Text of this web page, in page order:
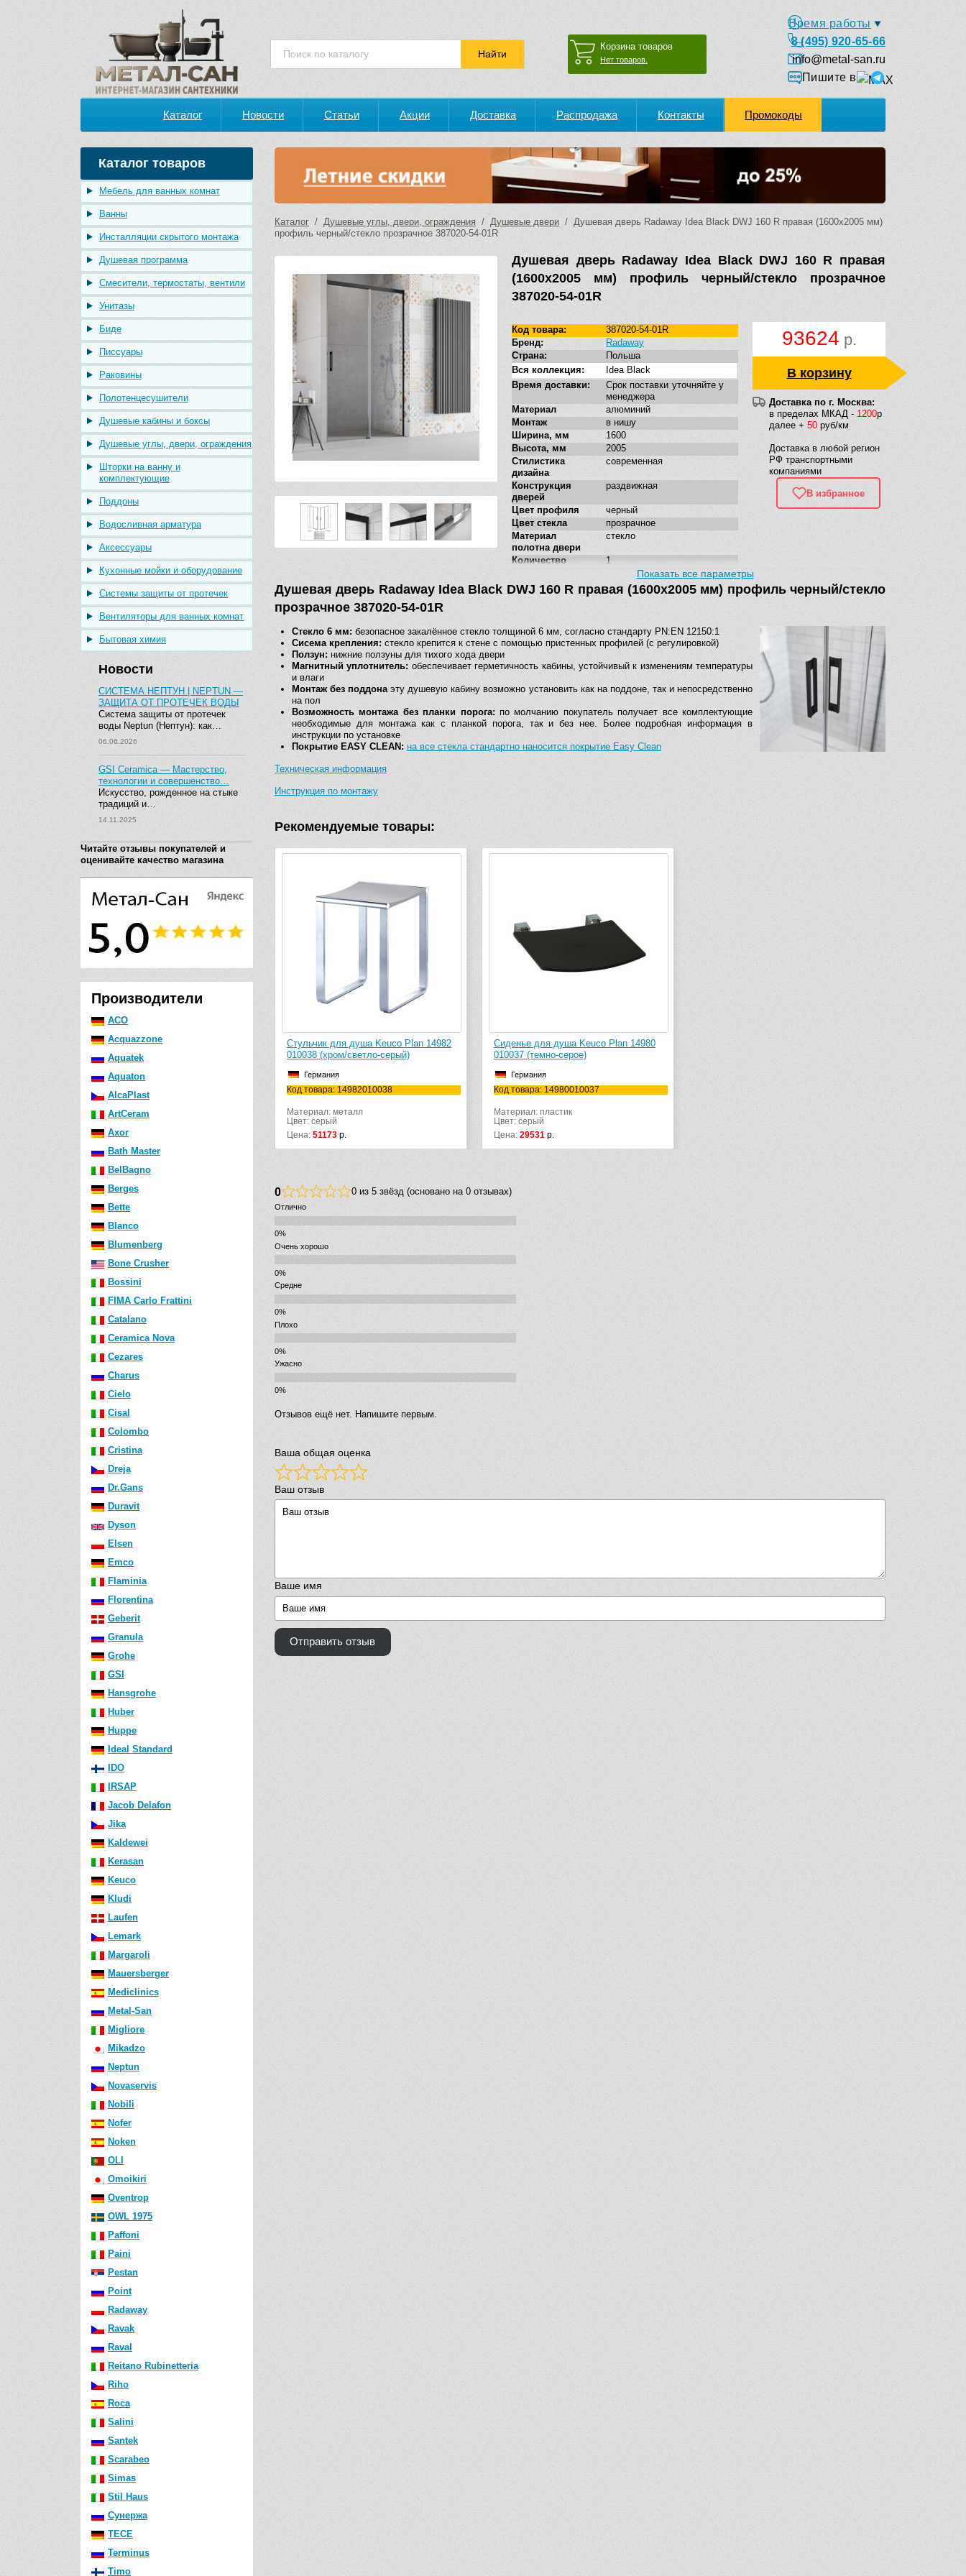
Корзина товаров
Нет товаров.
Время работы
8 (495) 920-65-66
info@metal-san.ru
Пишите в
Каталог Новости Статьи Акции Доставка Распродажа Контакты Промокоды
Каталог товаров
Мебель для ванных комнат
Ванны
Инсталляции скрытого монтажа
Душевая программа
Смесители, термостаты, вентили
Унитазы
Биде
Писсуары
Раковины
Полотенцесушители
Душевые кабины и боксы
Душевые углы, двери, ограждения
Шторки на ванну и
комплектующие
Поддоны
Водосливная арматура
Аксессуары
Кухонные мойки и оборудование
Системы защиты от протечек
Вентиляторы для ванных комнат
Бытовая химия
Новости
СИСТЕМА НЕПТУН | NEPTUN —
ЗАЩИТА ОТ ПРОТЕЧЕК ВОДЫ
Система защиты от протечек
воды Neptun (Нептун): как…
06.06.2026
GSI Ceramica — Мастерство,
технологии и совершенство…
Искусство, рожденное на стыке
традиций и…
14.11.2025
Читайте отзывы покупателей и
оценивайте качество магазина
Производители
ACO
Acquazzone
Aquatek
Aquaton
AlcaPlast
ArtCeram
Axor
Bath Master
BelBagno
Berges
Bette
Blanco
Blumenberg
Bone Crusher
Bossini
FIMA Carlo Frattini
Catalano
Ceramica Nova
Cezares
Charus
Cielo
Cisal
Colombo
Cristina
Dreja
Dr.Gans
Duravit
Dyson
Elsen
Emco
Flaminia
Florentina
Geberit
Granula
Grohe
GSI
Hansgrohe
Huber
Huppe
Ideal Standard
IDO
IRSAP
Jacob Delafon
Jika
Kaldewei
Kerasan
Keuco
Kludi
Laufen
Lemark
Margaroli
Mauersberger
Mediclinics
Metal-San
Migliore
Mikadzo
Neptun
Novaservis
Nobili
Nofer
Noken
OLI
Omoikiri
Oventrop
OWL 1975
Paffoni
Paini
Pestan
Point
Radaway
Ravak
Raval
Reitano Rubinetteria
Riho
Roca
Salini
Santek
Scarabeo
Simas
Stil Haus
Сунержа
TECE
Terminus
Timo
Каталог / Душевые углы, двери, ограждения / Душевые двери / Душевая дверь Radaway Idea Black DWJ 160 R правая (1600х2005 мм)
профиль черный/стекло прозрачное 387020-54-01R
Душевая дверь Radaway Idea Black DWJ 160 R правая
(1600х2005 мм) профиль черный/стекло прозрачное
387020-54-01R
93624 р.
В корзину
Доставка по г. Москва:
в пределах МКАД - 1200р
далее + 50 руб/км
Доставка в любой регион
РФ транспортными
компаниями
В избранное
Код товара:
387020-54-01R
Бренд:
Radaway
Страна:
Польша
Вся коллекция:
Idea Black
Время доставки:
Срок поставки уточняйте у
менеджера
Материал
алюминий
Монтаж
в нишу
Ширина, мм
1600
Высота, мм
2005
Стилистика
дизайна
современная
Конструкция
дверей
раздвижная
Цвет профиля
черный
Цвет стекла
прозрачное
Материал
полотна двери
стекло
Количество
1
Ориентация
правая
Антигрязевое
покрытие
есть
Показать все параметры
Душевая дверь Radaway Idea Black DWJ 160 R правая (1600х2005 мм) профиль черный/стекло
прозрачное 387020-54-01R
Стекло 6 мм: безопасное закалённое стекло толщиной 6 мм, согласно стандарту PN:EN 12150:1
Сисема крепления: стекло крепится к стене с помощью пристенных профилей (с регулировкой)
Ползун: нижние ползуны для тихого хода двери
Магнитный уплотнитель: обеспечивает герметичность кабины, устойчивый к изменениям температуры
и влаги
Монтаж без поддонаэту душевую кабину возможно установить как на поддоне, так и непосредственно
на пол
Возможность монтажа без планки порога:по молчанию покупатель получает все комплектующие
необходимые для монтажа как с планкой порога, так и без нее. Более подробная информация в
инструкции по установке
Покрытие EASY CLEAN: на все стекла стандартно наносится покрытие Easy Clean
Техническая информация
Инструкция по монтажу
Рекомендуемые товары:
Стульчик для душа Keuco Plan 14982
010037 (хром/темно-серый)
Германия
Код товара: 14982010037
Материал: металл
р.
Стульчик для душа Keuco Plan 14982
010038 (хром/светло-серый)
Германия
Код товара: 14982010038
Материал: металл
р.
Сиденье для душа Keuco Plan 14980
0 0 из 5 звёзд (основано на 0 отзывах)
Отлично
Очень хорошо
Средне
Плохо
Ужасно
Отзывов ещё нет. Напишите первым.
Ваша общая оценка
Ваш отзыв
Ваше имя
Отправить отзыв